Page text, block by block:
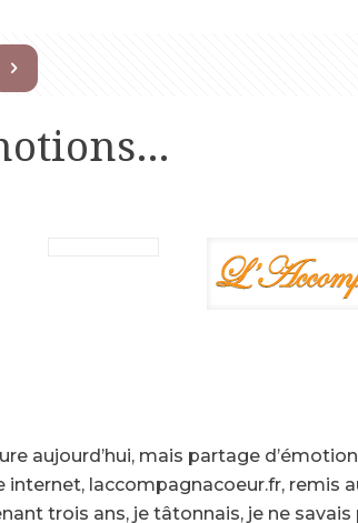
aujourd’hui, mais partage
laccompagnacoeur.fr, remis
trois ans, je tâtonnais, je ne